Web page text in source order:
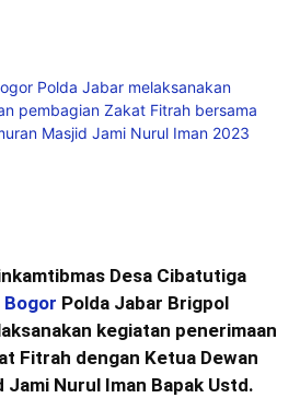
Desa Cibatutiga
Bogor Polda Jabar Brigpol
kegiatan penerimaan
Fitrah dengan Ketua Dewan
Jami Nurul Iman Bapak Ustd.